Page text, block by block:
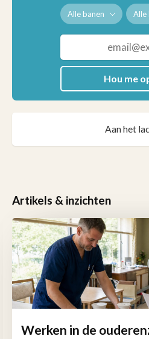
Alle banen Alle
Hou me
Aan het
Artikels & inzichten
Werken in de